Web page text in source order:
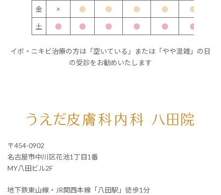
金 × ● ● ● ● ●
土 ● ● ● ● ● ●
イボ・ニキビ治療の方は「空いている」または「やや混雑」の日
の受診をお勧めいたします
〒454-0902
名古屋市中川区花池1丁目1番
MY八田ビル2F
地下鉄東山線・JR関西本線「八田駅」徒歩1分